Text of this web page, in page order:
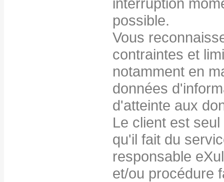
possible.
Vous
contraintes et
notamment en
données
d'atteinte aux
Le client est
qu'il fait du
responsable
et/ou procédure